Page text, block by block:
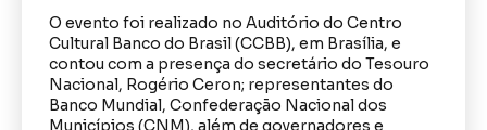
O evento foi realizado no Auditório do Centro
Cultural Banco do Brasil (CCBB), em Brasília, e
contou com a presença do secretário do Tesouro
Nacional, Rogério Ceron; representantes do
Banco Mundial, Confederação Nacional dos
Municípios (CNM), além de governadores e